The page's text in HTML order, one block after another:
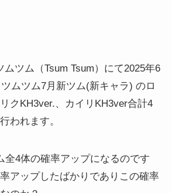
ムツム（Tsum Tsum）にて2025年6
ムツム7月新ツム(新キャラ) のロ
クKH3ver.、カイリKH3ver合計4
われます。
全4体の確率アップになるのです
アップしたばかりでありこの確率